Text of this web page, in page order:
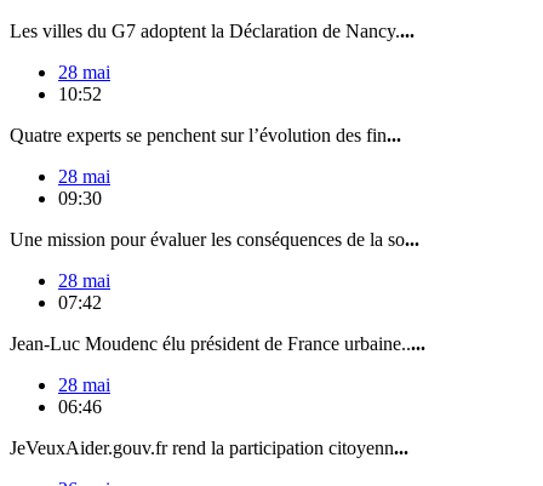
Les villes du G7 adoptent la Déclaration de Nancy....
28 mai
10:52
Quatre experts se penchent sur l’évolution des fin...
28 mai
09:30
Une mission pour évaluer les conséquences de la so...
28 mai
07:42
Jean-Luc Moudenc élu président de France urbaine.....
28 mai
06:46
JeVeuxAider.gouv.fr rend la participation citoyenn...